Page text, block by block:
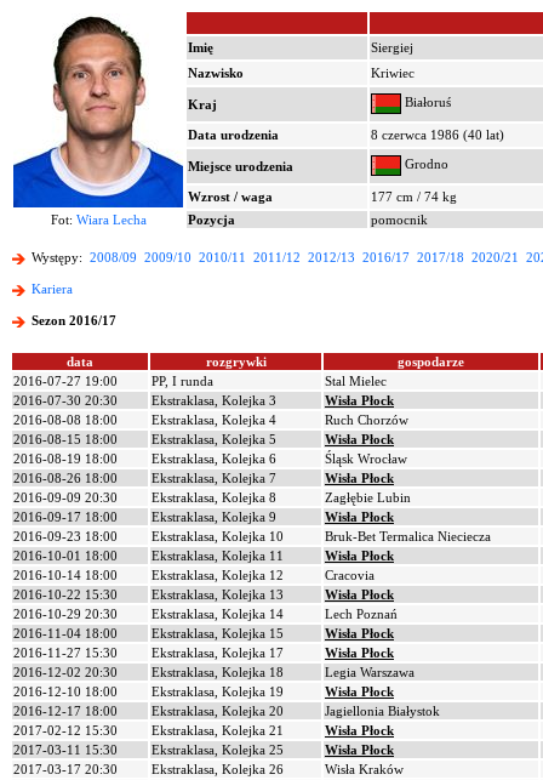
Imię
Siergiej
Nazwisko
Kriwiec
Kraj Białoruś
Data urodzenia 8 czerwca 1986 (40 lat)
Miejsce urodzenia Grodno
Wzrost / waga
177 cm / 74 kg
Fot: Wiara Lecha Pozycja pomocnik
Występy: 2008/09 2009/10 2010/11 2011/12 2012/13 2016/17 2017/18 2020/21
Kariera
Sezon 2016/17
data rozgrywki
gospodarze
2016-07-27 19:00
PP, I runda
Stal Mielec
2016-07-30 20:30
Ekstraklasa, Kolejka 3
Wisła Płock
2016-08-08 18:00
Ekstraklasa, Kolejka 4
Ruch Chorzów
2016-08-15 18:00
Ekstraklasa, Kolejka 5
Wisła Płock
2016-08-19 18:00
Ekstraklasa, Kolejka 6
Śląsk Wrocław
2016-08-26 18:00
Ekstraklasa, Kolejka 7
Wisła Płock
2016-09-09 20:30
Ekstraklasa, Kolejka 8
Zagłębie Lubin
2016-09-17 18:00
Ekstraklasa, Kolejka 9
Wisła Płock
2016-09-23 18:00
Ekstraklasa, Kolejka 10
Bruk-Bet Termalica Nieciecza
2016-10-01 18:00
Ekstraklasa, Kolejka 11
Wisła Płock
2016-10-14 18:00
Ekstraklasa, Kolejka 12
Cracovia
2016-10-22 15:30
Ekstraklasa, Kolejka 13
Wisła Płock
2016-10-29 20:30
Ekstraklasa, Kolejka 14
Lech Poznań
2016-11-04 18:00
Ekstraklasa, Kolejka 15
Wisła Płock
2016-11-27 15:30
Ekstraklasa, Kolejka 17
Wisła Płock
2016-12-02 20:30
Ekstraklasa, Kolejka 18
Legia Warszawa
2016-12-10 18:00
Ekstraklasa, Kolejka 19
Wisła Płock
2016-12-17 18:00
Ekstraklasa, Kolejka 20
Jagiellonia Białystok
2017-02-12 15:30
Ekstraklasa, Kolejka 21
Wisła Płock
2017-03-11 15:30
Ekstraklasa, Kolejka 25
Wisła Płock
2017-03-17 20:30
Ekstraklasa, Kolejka 26
Wisła Kraków